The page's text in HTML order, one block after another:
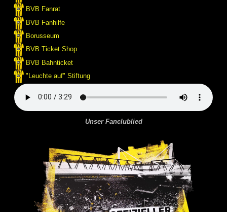
BVB Fanrat
BVB Fanhilfe
Borusseum
BVB Ticket Shop
BVB Bahnticket
"Leuchte auf" Stiftung
Unser Fanclublied